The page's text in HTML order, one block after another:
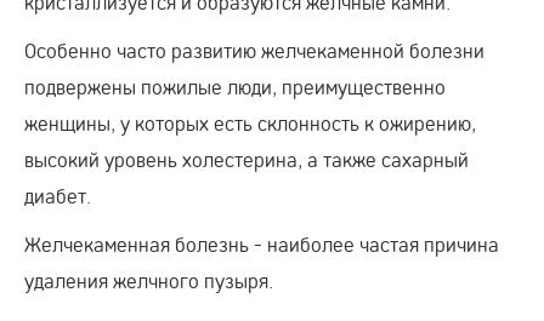
Особенно часто развитию желчекаменной болезни
подвержены пожилые люди, преимущественно
женщины, у которых есть склонность к ожирению,
высокий уровень холестерина, а также сахарный
диабет.
Желчекаменная болезнь - наиболее частая причина
удаления желчного пузыря.